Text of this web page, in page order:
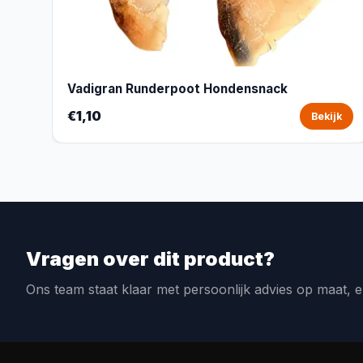
Vadigran Runderpoot Hondensnack
€1,10 Bekijk
Vragen over dit product?
Ons team staat klaar met persoonlijk advies op maat,